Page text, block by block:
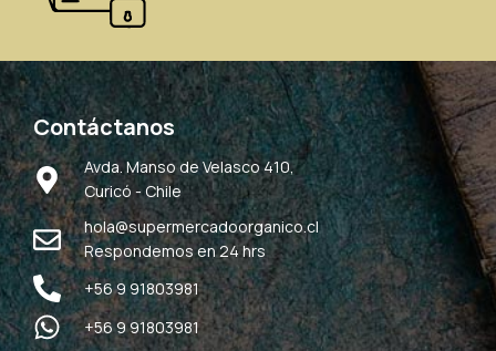
Contáctanos
Avda. Manso de Velasco 410,
Curicó - Chile
hola@supermercadoorganico.cl
Respondemos en 24 hrs
+56 9 91803981
+56 9 91803981